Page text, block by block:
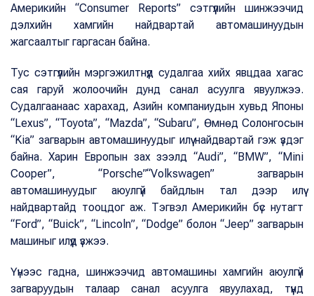
Америкийн “Consumer Reports” сэтгүүлийн шинжээчид
дэлхийн хамгийн найдвартай автомашинуудын
жагсаалтыг гаргасан байна.
Тус сэтгүүлийн мэргэжилтнүүд судалгаа хийх явцдаа хагас
сая гаруй жолоочийн дунд санал асуулга явуулжээ.
Судалгаанаас харахад, Азийн компаниудын хувьд Японы
“Lexus”, “Toyota”, “Mazda”, “Subaru”, Өмнөд Солонгосын
“Kia” загварын автомашинуудыг илүү найдвартай гэж үздэг
байна. Харин Европын зах зээлд “Audi”, “BMW”, “Mini
Cooper”, “Porsche”“Volkswagen” загварын
автомашинуудыг аюулгүй байдлын тал дээр илүү
найдвартайд тооцдог аж. Тэгвэл Америкийн бүс нутагт
“Ford”, “Buick”, “Lincoln”, “Dodge” болон “Jeep” загварын
машиныг илүүд үзжээ.
Үүнээс гадна, шинжээчид автомашины хамгийн аюулгүй
загваруудын талаар санал асуулга явуулахад, түүнд